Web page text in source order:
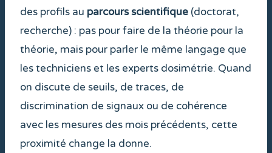
des profils au parcours scientifique (doctorat,
recherche) : pas pour faire de la théorie pour la
théorie, mais pour parler le même langage que
les techniciens et les experts dosimétrie. Quand
on discute de seuils, de traces, de
discrimination de signaux ou de cohérence
avec les mesures des mois précédents, cette
proximité change la donne.